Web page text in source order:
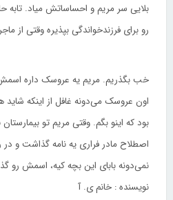
بلایی سر مریم و احساساتش میاد.
رو برای فرزندخواندگی بپذیره وقتی از
خب بگذریم. مریم یه عروسک داره
اون عروسک می‌دونه غافل از اینکه
بود که اینو بگم. وقتی مریم تو
اصطلاح مادر فراری یه نامه گذاشت و
نمی‌دونه بابای این بچه کیه، اسمش رو
نویسنده : خانم ی‌. آ